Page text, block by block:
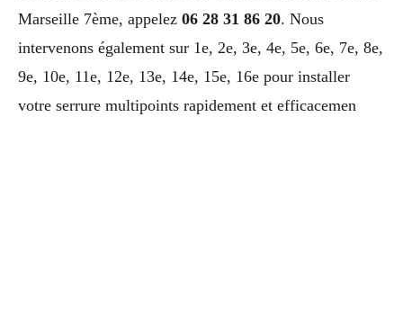
Marseille 7ème, appelez 06 28 31 86 20. Nous
intervenons également sur 1e, 2e, 3e, 4e, 5e, 6e, 7e, 8e,
9e, 10e, 11e, 12e, 13e, 14e, 15e, 16e pour installer
votre serrure multipoints rapidement et efficacemen